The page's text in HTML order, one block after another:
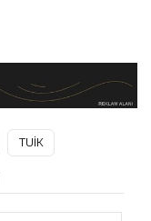
TUİK